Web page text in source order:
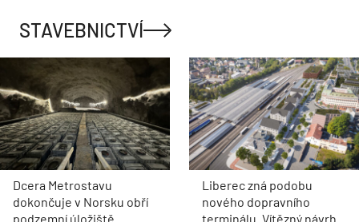
STAVEBNICTVÍ
Dcera Metrostavu
dokončuje v Norsku obří
podzemní úložiště
Liberec zná podobu
nového dopravního
terminálu. Vítězný návrh